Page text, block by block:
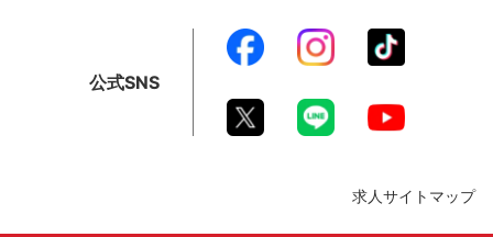
公式SNS
求人サイトマップ